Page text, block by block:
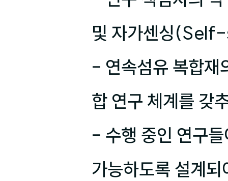
및 자가센싱
- 연속섬유 복합재
합 연구 체계를 갖
- 수행 중인 연구
가능하도록 설계